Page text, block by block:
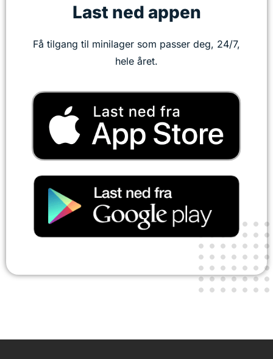
Last ned appen
Få tilgang til minilager som passer deg, 24/7,
hele året.